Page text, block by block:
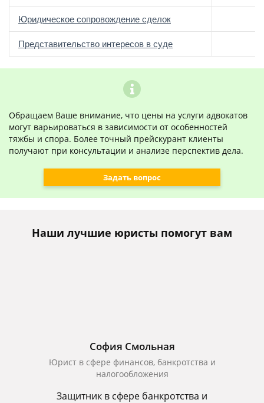
Юридическое сопровождение сделок
Представительство интересов в суде
Обращаем Ваше внимание, что цены на услуги адвокатов
могут варьироваться в зависимости от особенностей
тяжбы и спора. Более точный прейскурант клиенты
получают при консультации и анализе перспектив дела.
Задать вопрос
Наши лучшие юристы помогут вам
София Смольная
Юрист в сфере финансов, банкротства и
налогообложения
Защитник в сфере банкротства и